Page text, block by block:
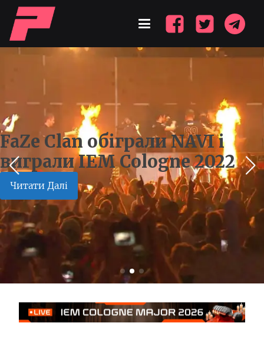
FaZe Clan обіграли NAVI і
виграли IEM Cologne 2022
Читати Далі